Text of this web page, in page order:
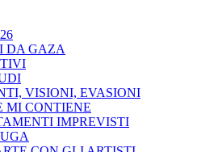
DA GAZA
VISIONI, EVASIONI
MI CONTIENE
IMPREVISTI